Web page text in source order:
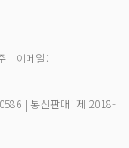
| 이메일:
| 통신판매:제 2018-